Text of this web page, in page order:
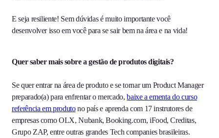
E seja resiliente! Sem dúvidas é muito importante você
desenvolver isso em você para se sair bem na área e na vida!
Quer saber mais sobre a gestão de produtos digitais?
Se quer entrar na área de produto e se tornar um Product Manager
preparado(a) para enfrentar o mercado,baixe a ementa do curso
referência em produtono país e aprenda com 17 instrutores de
empresas como OLX, Nubank, Booking.com, iFood, Creditas,
Grupo ZAP, entre outras grandes Tech companies brasileiras.